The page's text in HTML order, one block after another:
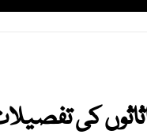
اثاثوں کی